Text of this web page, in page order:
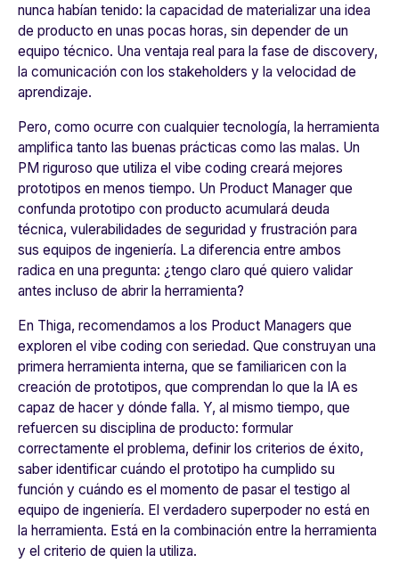
nunca habían tenido: la capacidad de materializar una idea
de producto en unas pocas horas, sin depender de un
equipo técnico. Una ventaja real para la fase de discovery,
la comunicación con los stakeholders y la velocidad de
aprendizaje.
Pero, como ocurre con cualquier tecnología, la herramienta
amplifica tanto las buenas prácticas como las malas. Un
PM riguroso que utiliza el vibe coding creará mejores
prototipos en menos tiempo. Un Product Manager que
confunda prototipo con producto acumulará deuda
técnica, vulerabilidades de seguridad y frustración para
sus equipos de ingeniería. La diferencia entre ambos
radica en una pregunta: ¿tengo claro qué quiero validar
antes incluso de abrir la herramienta?
En Thiga, recomendamos a los Product Managers que
exploren el vibe coding con seriedad. Que construyan una
primera herramienta interna, que se familiaricen con la
creación de prototipos, que comprendan lo que la IA es
capaz de hacer y dónde falla. Y, al mismo tiempo, que
refuercen su disciplina de producto: formular
correctamente el problema, definir los criterios de éxito,
saber identificar cuándo el prototipo ha cumplido su
función y cuándo es el momento de pasar el testigo al
equipo de ingeniería. El verdadero superpoder no está en
la herramienta. Está en la combinación entre la herramienta
y el criterio de quien la utiliza.